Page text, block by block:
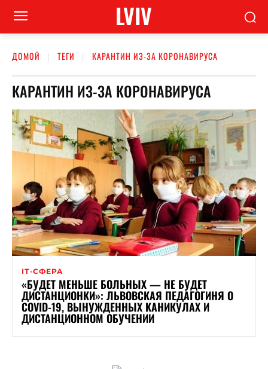
LVIV
ДОМОЙ ТЕГИ КАРАНТИН ИЗ-ЗА КОРОНАВИРУСА
КАРАНТИН ИЗ-ЗА КОРОНАВИРУСА
ІТ-СФЕРА
«БУДЕТ МЕНЬШЕ БОЛЬНЫХ — НЕ БУДЕТ
ДИСТАНЦИОНКИ»: ЛЬВОВСКАЯ ПЕДАГОГИНЯ О
COVID-19, ВЫНУЖДЕННЫХ КАНИКУЛАХ И
ДИСТАНЦИОННОМ ОБУЧЕНИИ